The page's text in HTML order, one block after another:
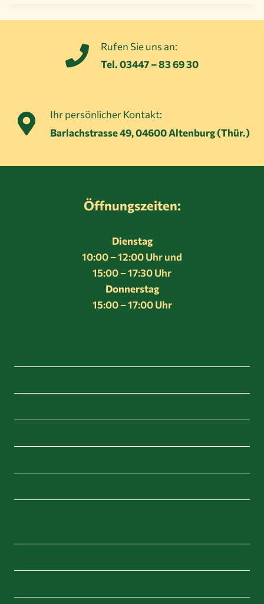
Rufen Sie uns an:
Tel. 03447 – 83 69 30
Ihr persönlicher Kontakt:
Barlachstrasse 49, 04600 Altenburg (Thür.)
Öffnungszeiten:
Dienstag
10:00 – 12:00 Uhr und
15:00 – 17:30 Uhr
Donnerstag
15:00 – 17:00 Uhr